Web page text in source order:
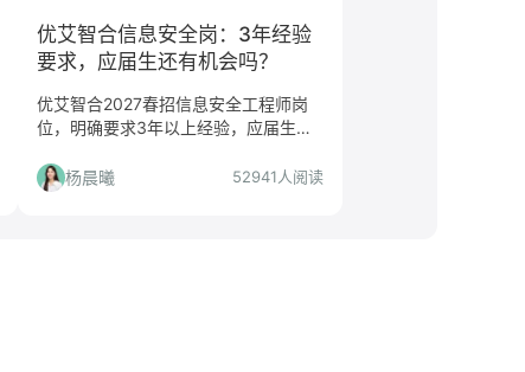
优艾智合信息安全岗：3年经验
要求，应届生还有机会吗？
优艾智合2027春招信息安全工程师岗
位，明确要求3年以上经验，应届生需
景、工作内容、投递准备等角度深度解
读，帮你判断是否值得投递。
杨晨曦 52941人阅读